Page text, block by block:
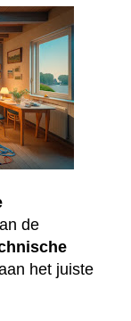
de
het juiste